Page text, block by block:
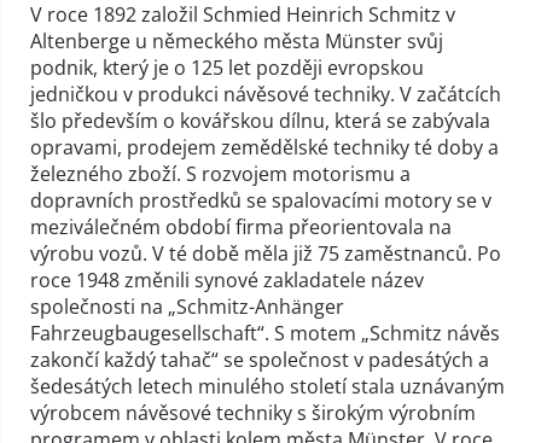
V roce 1892 založil Schmied Heinrich Schmitz v
Altenberge u německého města Münster svůj
podnik, který je o 125 let později evropskou
jedničkou v produkci návěsové techniky. V začátcích
šlo především o kovářskou dílnu, která se zabývala
opravami, prodejem zemědělské techniky té doby a
železného zboží. S rozvojem motorismu a
dopravních prostředků se spalovacími motory se v
meziválečném období firma přeorientovala na
výrobu vozů. V té době měla již 75 zaměstnanců. Po
roce 1948 změnili synové zakladatele název
společnosti na „Schmitz-Anhänger
Fahrzeugbaugesellschaft“. S motem „Schmitz návěs
zakončí každý tahač“ se společnost v padesátých a
šedesátých letech minulého století stala uznávaným
výrobcem návěsové techniky s širokým výrobním